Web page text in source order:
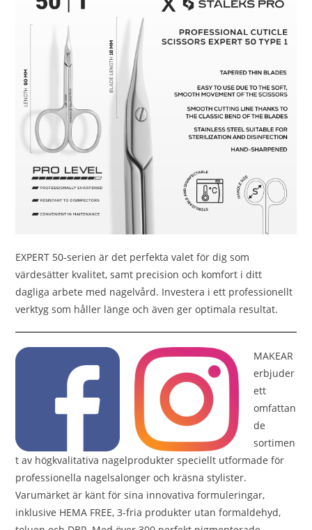
EXPERT 50-serien är det perfekta valet för dig som
värdesätter kvalitet, samt precision och komfort i ditt
dagliga arbete med nagelvård. Investera i ett professionellt
verktyg som håller länge och även ger optimala resultat.
MAKEAR
erbjuder
ett
omfattan
de
sortimen
t av högkvalitativa nagelprodukter speciellt utformade för
professionella nagelsalonger och kräsna stylister.
Varumärket är känt för sina innovativa formuleringar,
inklusive HEMA FREE, 3-fria produkter utan formaldehyd,